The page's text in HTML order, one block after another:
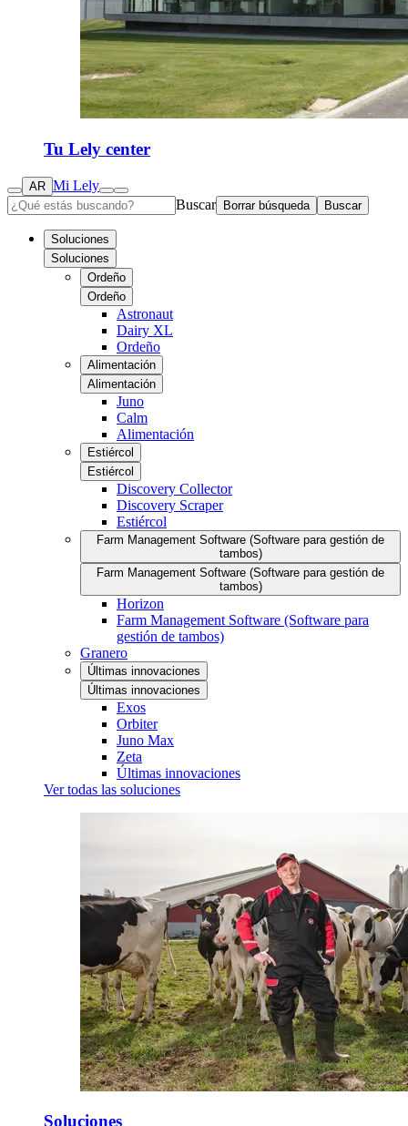
Tu Lely center
AR Mi Lely
Buscar
Borrar búsqueda Buscar
Soluciones
Soluciones
Ordeño
Ordeño
Astronaut
Dairy XL
Ordeño
Alimentación
Alimentación
Juno
Calm
Alimentación
Estiércol
Estiércol
Discovery Collector
Discovery Scraper
Estiércol
Farm Management Software (Software para gestión de
tambos)
Farm Management Software (Software para gestión de
tambos)
Horizon
Farm Management Software (Software para
gestión de tambos)
Granero
Últimas innovaciones
Últimas innovaciones
Exos
Orbiter
Juno Max
Zeta
Últimas innovaciones
Ver todas las soluciones
Soluciones